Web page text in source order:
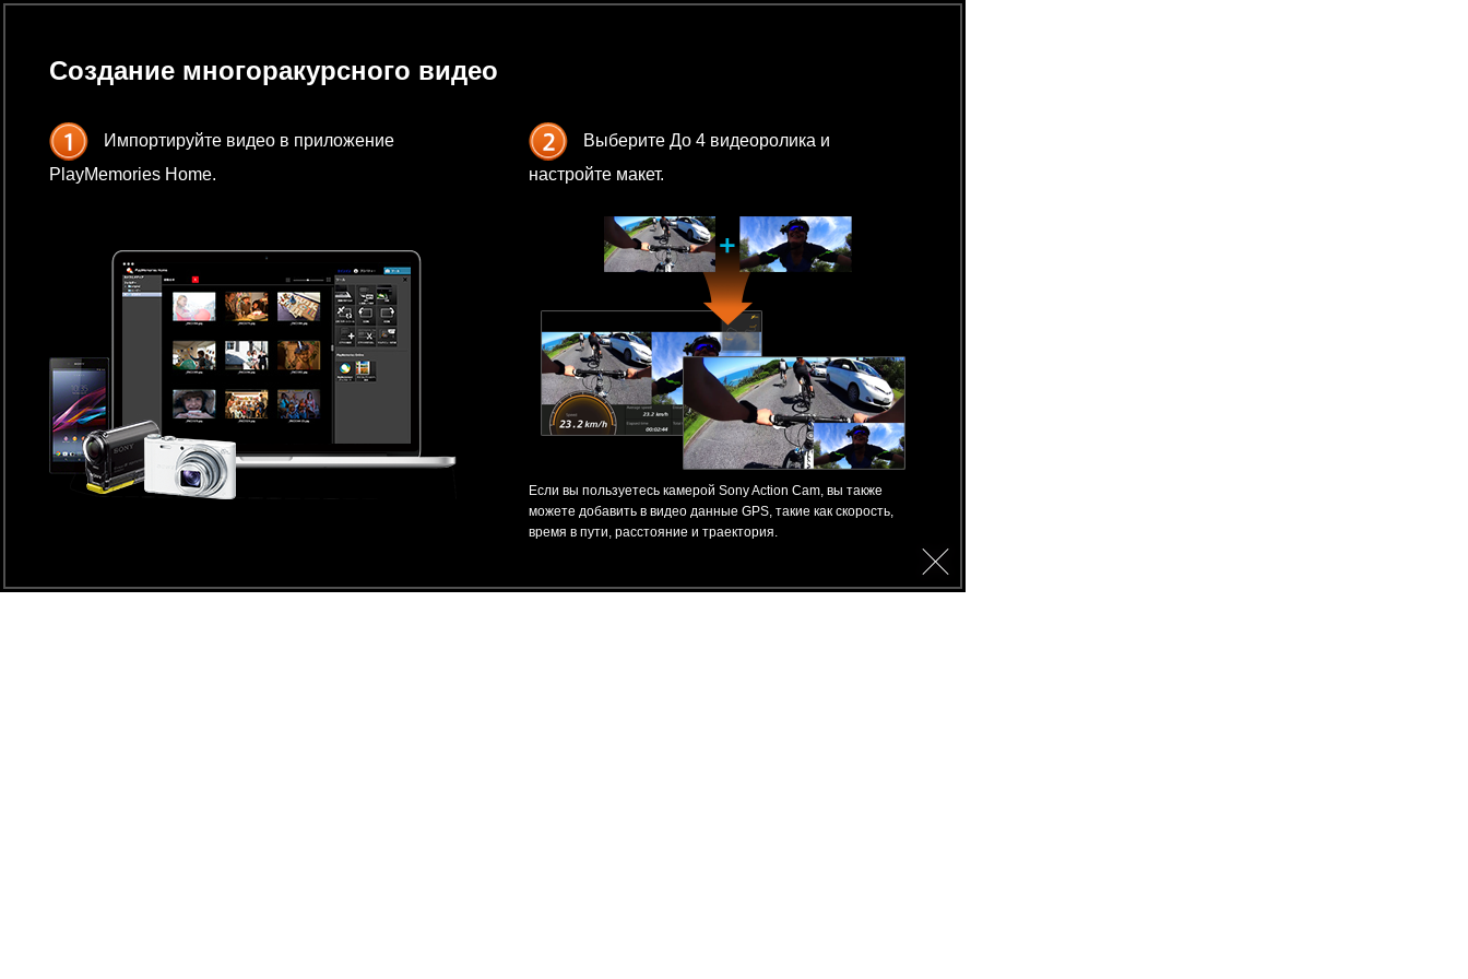
Создание многоракурсного видео
Импортируйте видео в приложение
PlayMemories Home.
Выберите До 4 видеоролика и
настройте макет.
Если вы пользуетесь камерой Sony Action Cam, вы также
можете добавить в видео данные GPS, такие как скорость,
время в пути, расстояние и траектория.